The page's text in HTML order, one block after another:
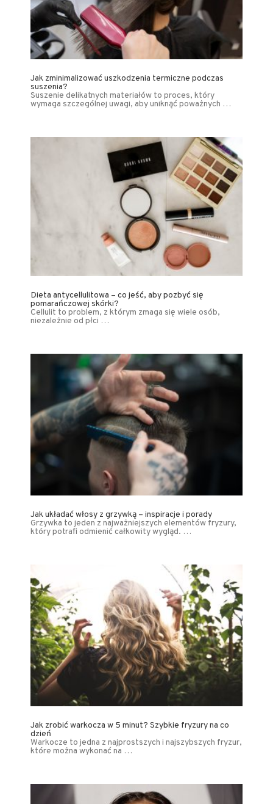
Jak zminimalizować uszkodzenia termiczne podczas
suszenia?
Suszenie delikatnych materiałów to proces, który
wymaga szczególnej uwagi, aby uniknąć poważnych …
Dieta antycellulitowa – co jeść, aby pozbyć się
pomarańczowej skórki?
Cellulit to problem, z którym zmaga się wiele osób,
niezależnie od płci …
Jak układać włosy z grzywką – inspiracje i porady
Grzywka to jeden z najważniejszych elementów fryzury,
który potrafi odmienić całkowity wygląd. …
Jak zrobić warkocza w 5 minut? Szybkie fryzury na co
dzień
Warkocze to jedna z najprostszych i najszybszych fryzur,
które można wykonać na …